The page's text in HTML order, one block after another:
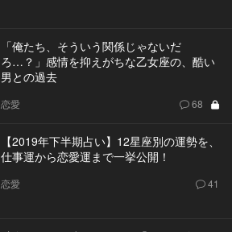
「俺たち、そういう関係じゃないだ
ろ…？」感情を抑えがちな乙女座の、酷い
男との過去
恋愛 68
【2019年下半期占い】12星座別の運勢を、
仕事運から恋愛運まで一挙公開！
恋愛 41